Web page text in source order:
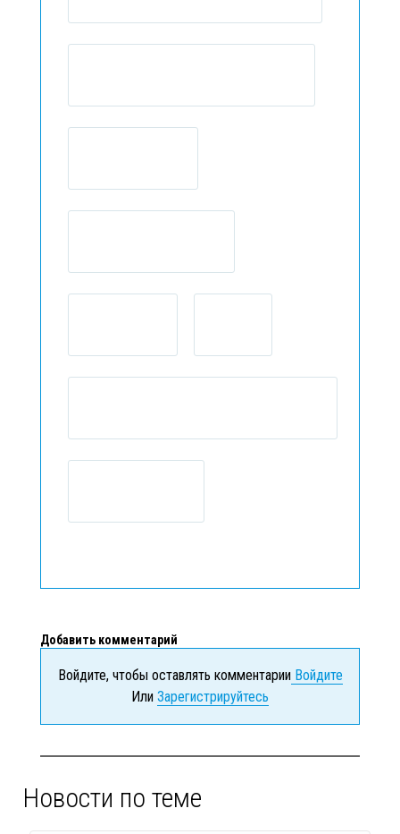
Добавить комментарий
Войдите, чтобы оставлять комментарииВойдите
Или Зарегистрируйтесь
Новости по теме